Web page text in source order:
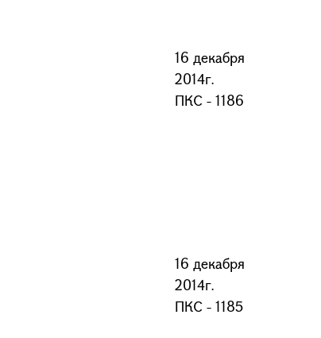
16 декабря
2014г.
ПКС - 1186
16 декабря
2014г.
ПКС - 1185